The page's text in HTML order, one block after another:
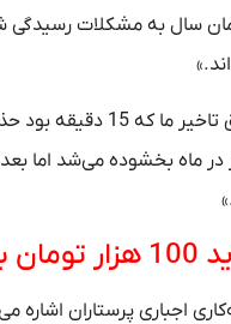
سال به مشکلات رسیدگی
او می‌افزاید: «بعد
اجباری پرستاران